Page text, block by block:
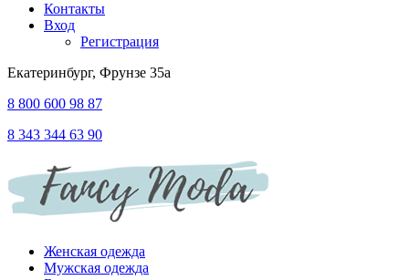
Контакты
Вход
Регистрация
Екатеринбург, Фрунзе 35а
8 800 600 98 87
8 343 344 63 90
Женская одежда
Мужская одежда